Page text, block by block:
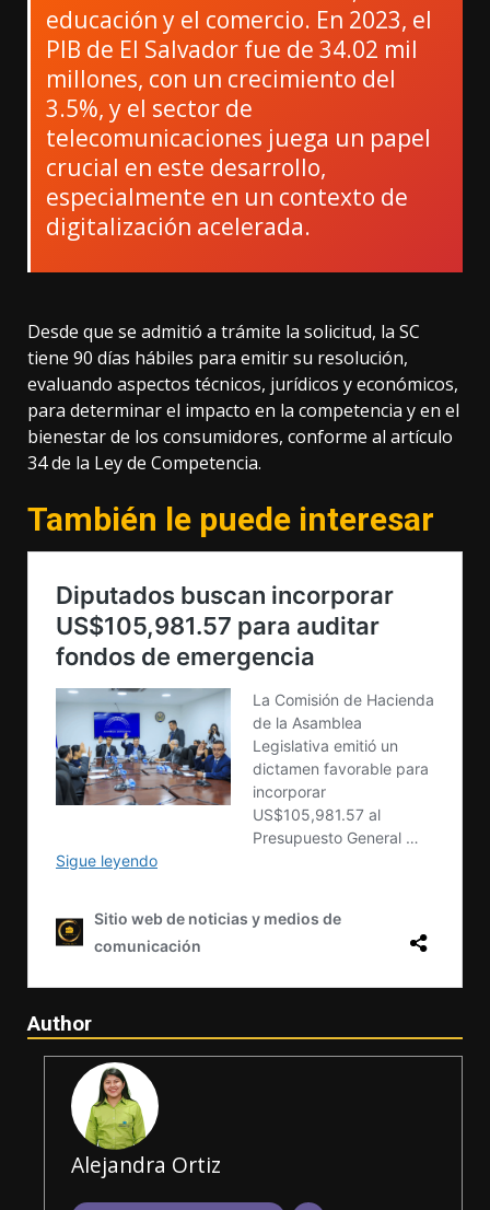
educación y el comercio. En 2023, el
PIB de El Salvador fue de 34.02 mil
millones, con un crecimiento del
3.5%, y el sector de
telecomunicaciones juega un papel
crucial en este desarrollo,
especialmente en un contexto de
digitalización acelerada.
Desde que se admitió a trámite la solicitud, la SC
tiene 90 días hábiles para emitir su resolución,
evaluando aspectos técnicos, jurídicos y económicos,
para determinar el impacto en la competencia y en el
bienestar de los consumidores, conforme al artículo
34 de la Ley de Competencia.
También le puede interesar
Author
Alejandra Ortiz